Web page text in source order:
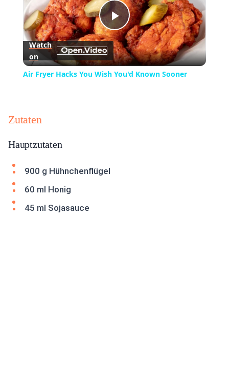
Play
Video
Watch
on
Air Fryer Hacks You Wish You'd Known Sooner
Zutaten
Hauptzutaten
900 g Hühnchenflügel
60 ml Honig
45 ml Sojasauce